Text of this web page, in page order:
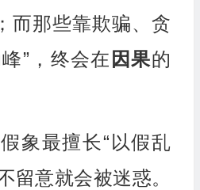
而那些靠欺骗、贪
”，终会在 因果的
象最擅长“以假乱
留意就会被迷惑。